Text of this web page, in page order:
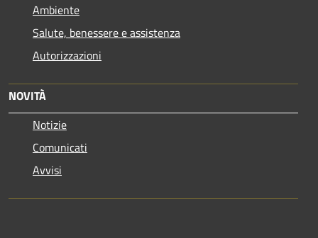
Ambiente
Salute, benessere e assistenza
Autorizzazioni
NOVITÀ
Notizie
Comunicati
Avvisi